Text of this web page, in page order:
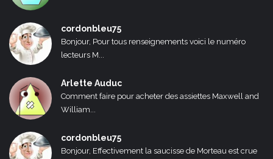
cordonbleu75
Bonjour, Pour tous renseignements voici le numéro
lecteurs M...
Arlette Auduc
Comment faire pour acheter des assiettes Maxwell and
William...
cordonbleu75
Bonjour, Effectivement la saucisse de Morteau est crue